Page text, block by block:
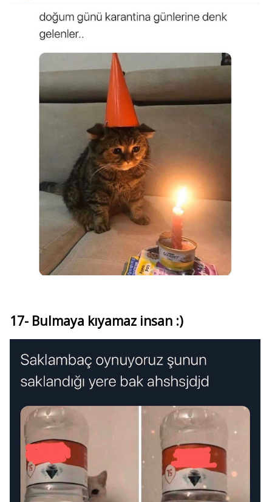
17- Bulmaya kıyamaz insan :)